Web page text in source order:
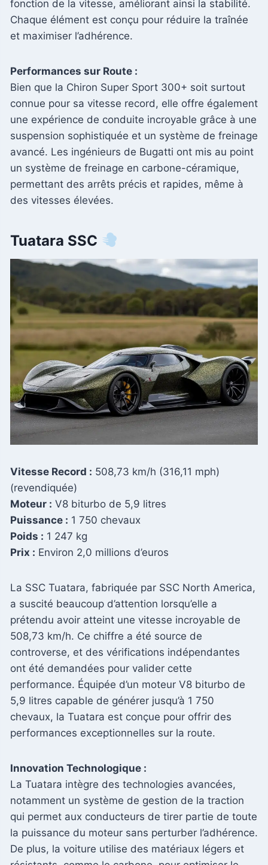
fonction de la vitesse, améliorant ainsi la stabilité.
Chaque élément est conçu pour réduire la traînée
et maximiser l’adhérence.
Performances sur Route :
Bien que la Chiron Super Sport 300+ soit surtout
connue pour sa vitesse record, elle offre également
une expérience de conduite incroyable grâce à une
suspension sophistiquée et un système de freinage
avancé. Les ingénieurs de Bugatti ont mis au point
un système de freinage en carbone-céramique,
permettant des arrêts précis et rapides, même à
des vitesses élevées.
Tuatara SSC
Vitesse Record : 508,73 km/h (316,11 mph)
(revendiquée)
Moteur : V8 biturbo de 5,9 litres
Puissance : 1 750 chevaux
Poids : 1 247 kg
Prix : Environ 2,0 millions d’euros
La SSC Tuatara, fabriquée par SSC North America,
a suscité beaucoup d’attention lorsqu’elle a
prétendu avoir atteint une vitesse incroyable de
508,73 km/h. Ce chiffre a été source de
controverse, et des vérifications indépendantes
ont été demandées pour valider cette
performance. Équipée d’un moteur V8 biturbo de
5,9 litres capable de générer jusqu’à 1 750
chevaux, la Tuatara est conçue pour offrir des
performances exceptionnelles sur la route.
Innovation Technologique :
La Tuatara intègre des technologies avancées,
notamment un système de gestion de la traction
qui permet aux conducteurs de tirer partie de toute
la puissance du moteur sans perturber l’adhérence.
De plus, la voiture utilise des matériaux légers et